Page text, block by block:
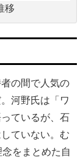
移
の間で人気の
河野氏は「ワ
ているが、石
ていない。む
をまとめた自